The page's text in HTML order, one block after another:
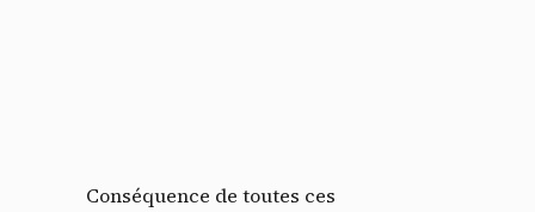
Conséquence de toutes ces